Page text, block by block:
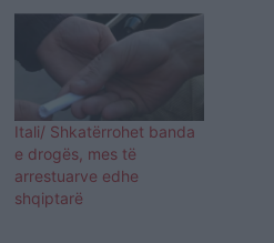
Itali/ Shkatërrohet banda
e drogës, mes të
arrestuarve edhe
shqiptarë